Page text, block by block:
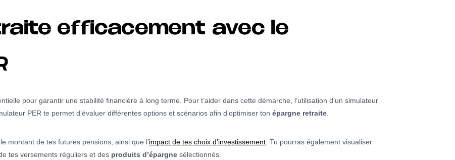
efficacement avec le
pour garantir une stabilité financière à long terme. Pour t’aider dans cette démarche, l’utilisation d’un simulateur
PER te permet d’évaluer différentes options et scénarios afin d’optimiser ton épargne retraite
montant de tes futures pensions, ainsi que l’impact de tes choix d’investissement . Tu pourras également visualiser
tes versements réguliers et des produits d’épargne sélectionnés.